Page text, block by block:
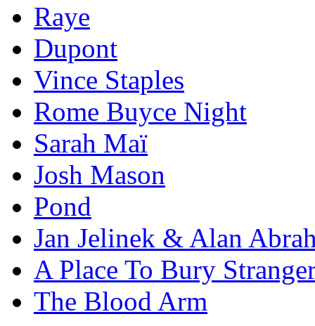
Raye
Dupont
Vince Staples
Rome Buyce Night
Sarah Maï
Josh Mason
Pond
Jan Jelinek & Alan
A Place To Bury
The Blood Arm